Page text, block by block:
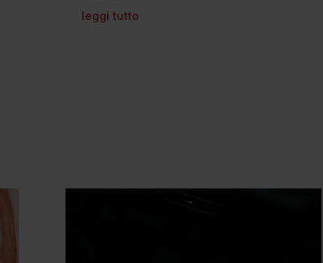
leggi tutto